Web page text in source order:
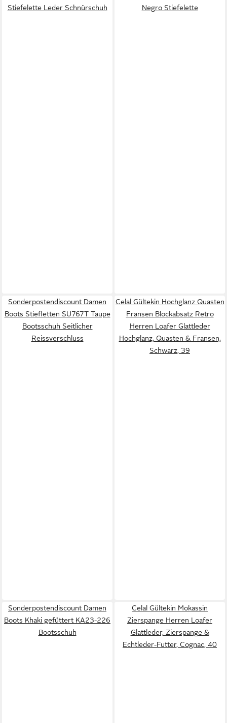
Stiefelette Leder Schnürschuh
Negro Stiefelette
Sonderpostendiscount Damen
Boots Stiefletten SU767T Taupe
Bootsschuh Seitlicher
Reissverschluss
Celal Gültekin Hochglanz Quasten
Fransen Blockabsatz Retro
Herren Loafer Glattleder
Hochglanz, Quasten & Fransen,
Schwarz, 39
Sonderpostendiscount Damen
Boots Khaki gefüttert KA23-226
Bootsschuh
Celal Gültekin Mokassin
Zierspange Herren Loafer
Glattleder, Zierspange &
Echtleder-Futter, Cognac, 40